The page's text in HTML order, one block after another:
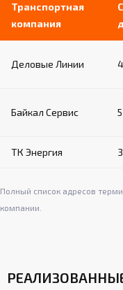
Транспортная
компания
Деловые Линии
Байкал Сервис
ТК Энергия
Полный список адресов
компании.